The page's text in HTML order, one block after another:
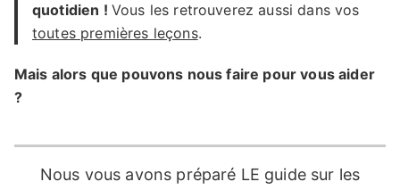
quotidien ! Vous les retrouverez aussi dans vos
toutes premières leçons.
Mais alors que pouvons nous faire pour vous aider
?
Nous vous avons préparé LE guide sur les